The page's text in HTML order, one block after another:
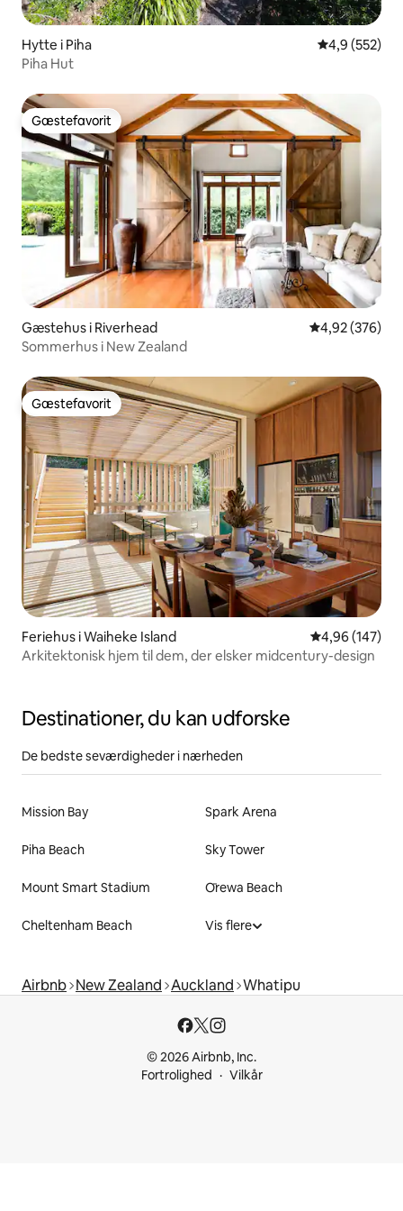
Hytte i Piha 4,9 ud af 5 i
4,9 (552)
Piha Hut
Gæstefavorit
Gæstefavorit
Gæstehus i Riverhead 4,92 ud af 5 i
4,92 (376)
Sommerhus i New Zealand
Gæstefavorit
Gæstefavorit
Feriehus i Waiheke Island 4,96 ud af 5 i
4,96 (147)
Arkitektonisk hjem til dem, der elsker midcentury-design
Destinationer, du kan udforske
De bedste seværdigheder i nærheden
Mission Bay Spark Arena
Piha Beach Sky Tower
Mount Smart Stadium Ōrewa Beach
Cheltenham Beach Vis flere
Airbnb New Zealand Auckland Whatipu
© 2026 Airbnb, Inc.
Fortrolighed
Vilkår